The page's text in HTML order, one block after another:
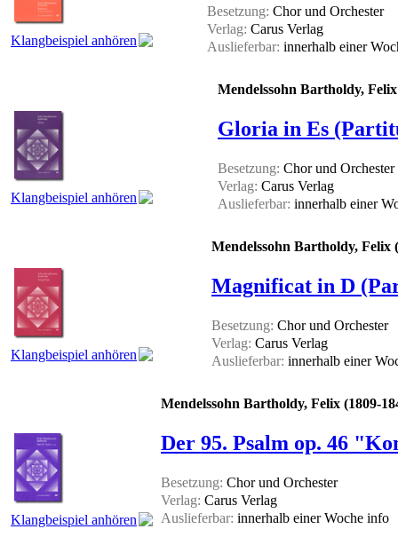
Klangbeispiel anhören
Besetzung: Chor und Orchester
Verlag: Carus Verlag
Auslieferbar: innerhalb einer
Klangbeispiel anhören
Mendelssohn Bartholdy, Felix
Gloria in Es
Besetzung: Chor und Orchester
Verlag: Carus Verlag
Auslieferbar: innerhalb einer
Klangbeispiel anhören
Mendelssohn Bartholdy, Felix
Magnificat in D
Besetzung: Chor und Orchester
Verlag: Carus Verlag
Auslieferbar: innerhalb einer
Klangbeispiel anhören
Mendelssohn Bartholdy, Felix (1809-
Der 95. Psalm op. 46
Besetzung: Chor und Orchester
Verlag: Carus Verlag
Auslieferbar: innerhalb einer Woche info